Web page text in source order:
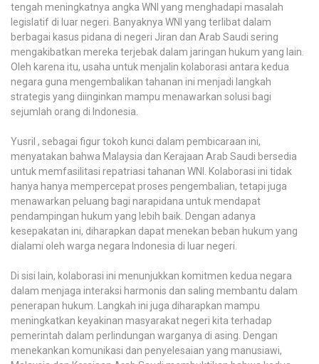
tengah meningkatnya angka WNI yang menghadapi masalah
legislatif di luar negeri. Banyaknya WNI yang terlibat dalam
berbagai kasus pidana di negeri Jiran dan Arab Saudi sering
mengakibatkan mereka terjebak dalam jaringan hukum yang lain.
Oleh karena itu, usaha untuk menjalin kolaborasi antara kedua
negara guna mengembalikan tahanan ini menjadi langkah
strategis yang diinginkan mampu menawarkan solusi bagi
sejumlah orang di Indonesia.
Yusril , sebagai figur tokoh kunci dalam pembicaraan ini,
menyatakan bahwa Malaysia dan Kerajaan Arab Saudi bersedia
untuk memfasilitasi repatriasi tahanan WNI. Kolaborasi ini tidak
hanya hanya mempercepat proses pengembalian, tetapi juga
menawarkan peluang bagi narapidana untuk mendapat
pendampingan hukum yang lebih baik. Dengan adanya
kesepakatan ini, diharapkan dapat menekan beban hukum yang
dialami oleh warga negara Indonesia di luar negeri.
Di sisi lain, kolaborasi ini menunjukkan komitmen kedua negara
dalam menjaga interaksi harmonis dan saling membantu dalam
penerapan hukum. Langkah ini juga diharapkan mampu
meningkatkan keyakinan masyarakat negeri kita terhadap
pemerintah dalam perlindungan warganya di asing. Dengan
menekankan komunikasi dan penyelesaian yang manusiawi,